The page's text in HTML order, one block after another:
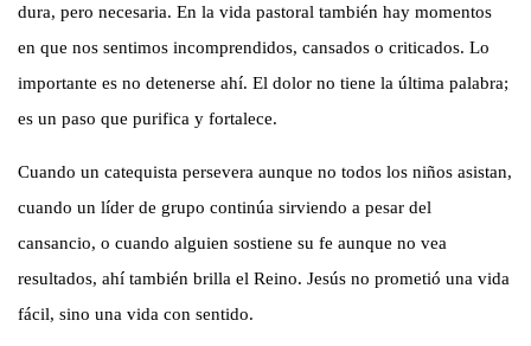
dura, pero necesaria. En la vida pastoral también hay momentos
en que nos sentimos incomprendidos, cansados o criticados. Lo
importante es no detenerse ahí. El dolor no tiene la última palabra;
es un paso que purifica y fortalece.
Cuando un catequista persevera aunque no todos los niños asistan,
cuando un líder de grupo continúa sirviendo a pesar del
cansancio, o cuando alguien sostiene su fe aunque no vea
resultados, ahí también brilla el Reino. Jesús no prometió una vida
fácil, sino una vida con sentido.